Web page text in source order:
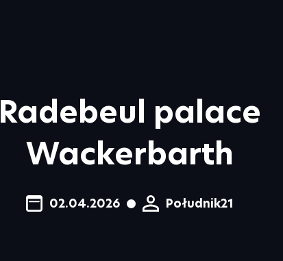
Radebeul palace
Wackerbarth
02.04.2026 Południk21